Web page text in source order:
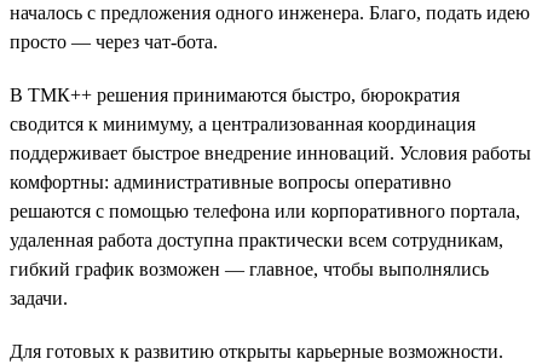
началось с предложения одного инженера. Благо, подать идею
просто — через чат-бота.
В ТМК++ решения принимаются быстро, бюрократия
сводится к минимуму, а централизованная координация
поддерживает быстрое внедрение инноваций. Условия работы
комфортны: административные вопросы оперативно
решаются с помощью телефона или корпоративного портала,
удаленная работа доступна практически всем сотрудникам,
гибкий график возможен — главное, чтобы выполнялись
задачи.
Для готовых к развитию открыты карьерные возможности.